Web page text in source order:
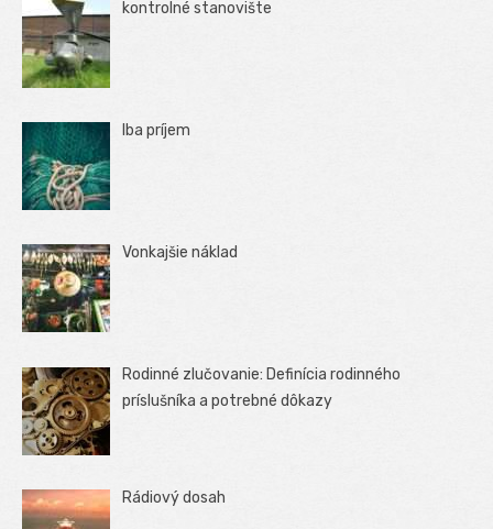
kontrolné stanovište
Iba príjem
Vonkajšie náklad
Rodinné zlučovanie: Definícia rodinného
príslušníka a potrebné dôkazy
Rádiový dosah